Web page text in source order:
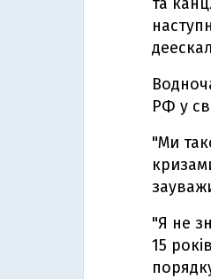
РФ у
"Ми
"Я не
15